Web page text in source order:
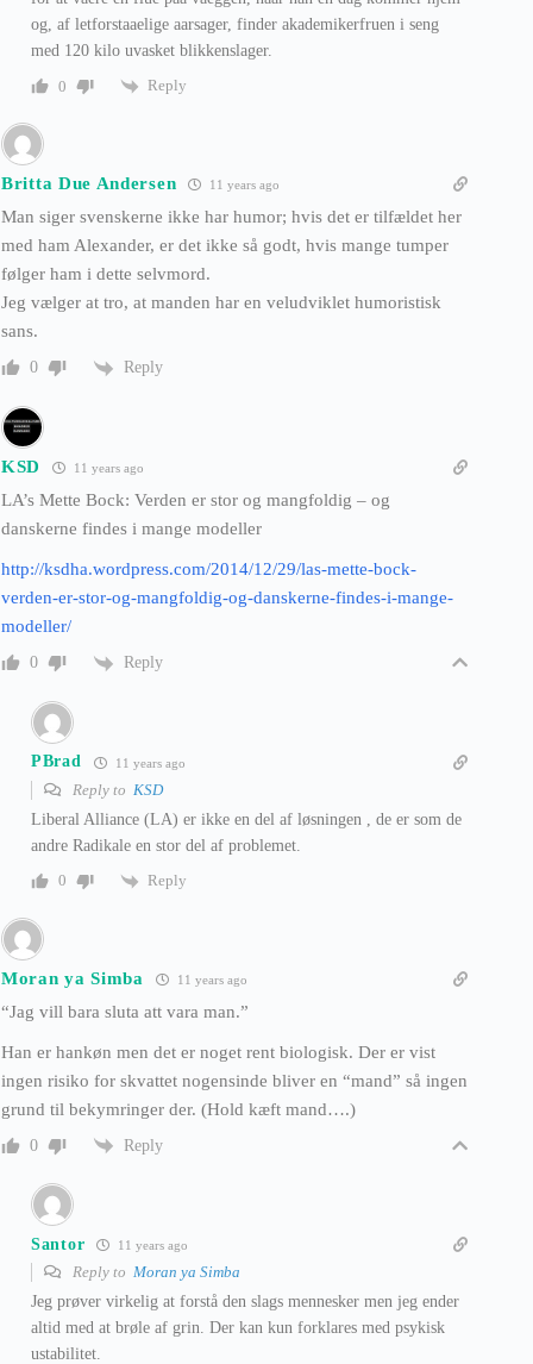
og, af letforstaaelige aarsager, finder akademikerfruen i seng
med 120 kilo uvasket blikkenslager.
0
Reply
Britta Due Andersen 11 years ago
Man siger svenskerne ikke har humor; hvis det er tilfældet her
med ham Alexander, er det ikke så godt, hvis mange tumper
følger ham i dette selvmord.
Jeg vælger at tro, at manden har en veludviklet humoristisk
sans.
0 Reply
KSD 11 years ago
LA’s Mette Bock: Verden er stor og mangfoldig – og
danskerne findes i mange modeller
http://ksdha.wordpress.com/2014/12/29/las-mette-bock-
verden-er-stor-og-mangfoldig-og-danskerne-findes-i-mange-
modeller/
0 Reply
PBrad 11 years ago
Reply to KSD
Liberal Alliance (LA) er ikke en del af løsningen , de er som de
andre Radikale en stor del af problemet.
0
Reply
Moran ya Simba 11 years ago
“Jag vill bara sluta att vara man.”
Han er hankøn men det er noget rent biologisk. Der er vist
ingen risiko for skvattet nogensinde bliver en “mand” så ingen
grund til bekymringer der. (Hold kæft mand….)
0 Reply
Santor 11 years ago
Reply to Moran ya Simba
Jeg prøver virkelig at forstå den slags mennesker men jeg ender
altid med at brøle af grin. Der kan kun forklares med psykisk
ustabilitet.